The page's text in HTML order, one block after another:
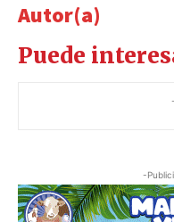
Autor(a)
Puede
-